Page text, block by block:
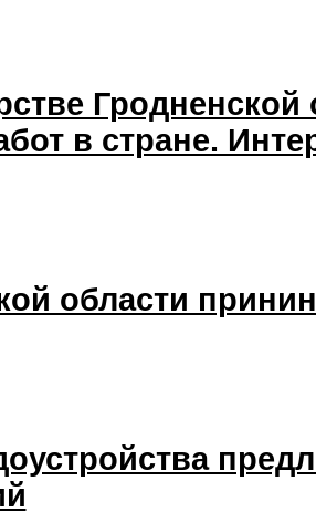
Гродненской
в стране.
области